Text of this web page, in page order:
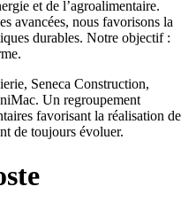
et de l’agroalimentaire.
avancées, nous favorisons la
durables. Notre objectif :
Seneca Construction,
Un regroupement
favorisant la réalisation de
de toujours évoluer.